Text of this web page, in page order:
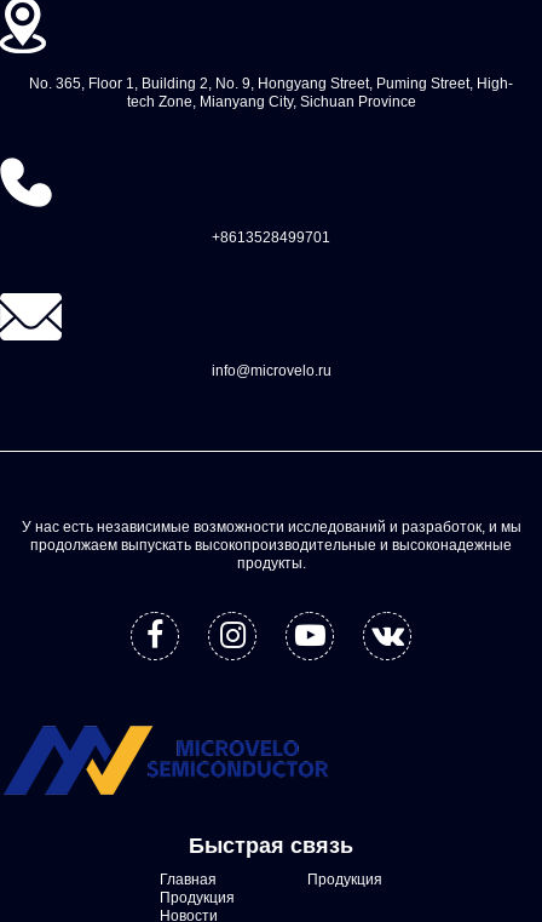
No. 365, Floor 1, Building 2, No. 9, Hongyang Street, Puming Street, High-
tech Zone, Mianyang City, Sichuan Province
+8613528499701
info@microvelo.ru
У нас есть независимые возможности исследований и разработок, и мы
продолжаем выпускать высокопроизводительные и высоконадежные
продукты.
Быстрая связь
Главная
Продукция
Новости
Продукция